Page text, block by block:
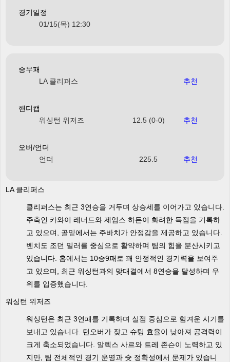
경기일정
01/15(목) 12:30
승무패
LA 클리퍼스
추천
핸디캡
워싱턴 위저즈
12.5 (0-0) 추천
오버/언더
언더
225.5 추천
LA 클리퍼스
클리퍼스는 최근 3연승을 거두며 상승세를 이어가고 있습니다.
주축인 카와이 레너드와 제임스 하든이 화려한 득점을 기록하
고 있으며, 골밑에서는 주바치가 안정감을 제공하고 있습니다.
벤치도 조던 밀러를 중심으로 활약하며 팀의 힘을 분산시키고
있습니다. 홈에서는 10승9패로 꽤 안정적인 경기력을 보여주
고 있으며, 최근 워싱턴과의 맞대결에서 8연승을 달성하며 우
위를 입증했습니다.
워싱턴 위저즈
워싱턴은 최근 3연패를 기록하며 실점 중심으로 힘겨운 시기를
보내고 있습니다. 턴오버가 잦고 슈팅 효율이 낮아져 공격력이
크게 축소되었습니다. 알렉스 사르와 트레 존슨이 노력하고 있
지만, 팀 전체적인 경기 운영과 슛 정확성에서 문제가 있습니